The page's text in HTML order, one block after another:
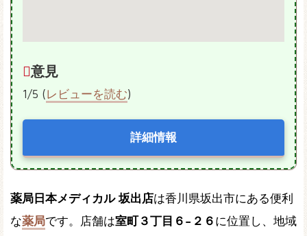
意見
1/5 (レビューを読む)
詳細情報
薬局日本メディカル 坂出店は香川県坂出市にある便利
な薬局です。店舗は室町３丁目６−２６ に位置し、地域